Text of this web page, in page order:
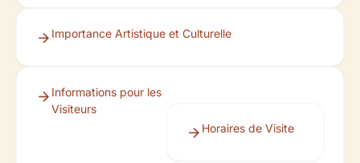
Importance Artistique et Culturelle
Informations pour les
Visiteurs
Horaires de Visite